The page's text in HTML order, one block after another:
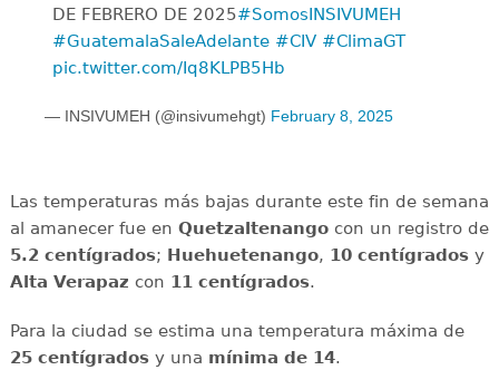
DE FEBRERO DE 2025#SomosINSIVUMEH
#GuatemalaSaleAdelante #CIV #ClimaGT
pic.twitter.com/Iq8KLPB5Hb
— INSIVUMEH (@insivumehgt) February 8, 2025
Las temperaturas más bajas durante este fin de semana
al amanecer fue en Quetzaltenangocon un registro de
5.2 centígrados; Huehuetenango, 10 centígradosy
Alta Verapaz con 11 centígrados.
Para la ciudad se estima una temperatura máxima de
25 centígradosy una mínima de 14.